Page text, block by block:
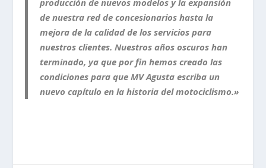
de nuestra red de concesionarios hasta la
mejora de la calidad de los servicios para
nuestros clientes. Nuestros años oscuros han
terminado, ya que por fin hemos creado las
condiciones para que MV Agusta escriba un
nuevo capítulo en la historia del motociclismo.»